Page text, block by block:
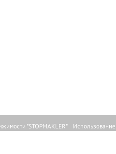
"STOPMAKLER"